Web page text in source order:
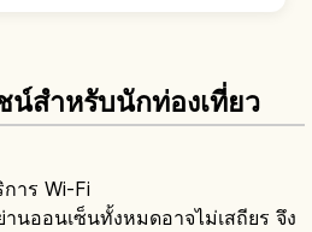
ง แสดงแมงกะพรุนเป็นหลัก ตู้คุราเกะดรีม
สำหรับนักท่องเที่ยว
าร Wi-Fi
ออนเซ็นทั้งหมดอาจไม่เสถียร จึง